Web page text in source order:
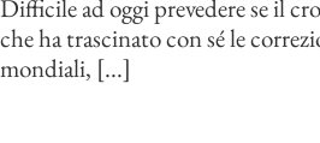
Difficile ad oggi prevedere se il
che ha trascinato con sé le
mondiali, [...]